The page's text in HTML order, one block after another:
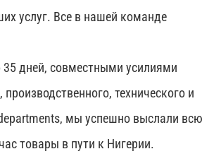
услуг. Все в нашей команде
дней, совместными усилиями
технического и
мы успешно выслали всю
товары в пути к Нигерии.